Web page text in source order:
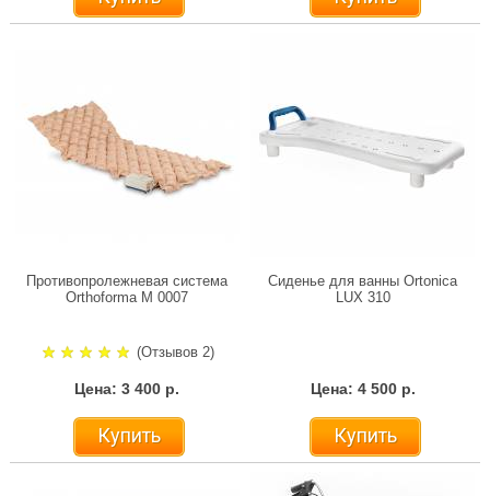
Противопролежневая система
Orthoforma М 0007
(Отзывов 2)
Цена: 3 400 р.
Купить
Сиденье для ванны Ortonica
LUX 310
Цена: 4 500 р.
Купить